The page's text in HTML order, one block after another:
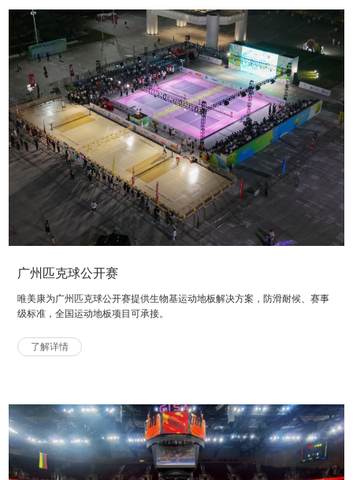
广州匹克球公开赛
唯美康为广州匹克球公开赛提供生物基运动地板解决方案，防滑耐候、赛事
级标准，全国运动地板项目可承接。
了解详情